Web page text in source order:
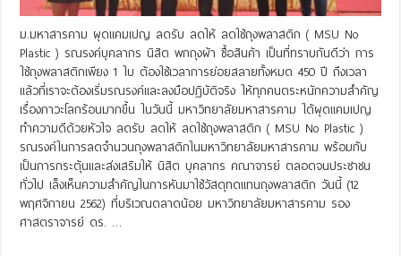
ม.มหาสารคาม ผุดแคมเปญ ลดรับ ลดให้ ลดใช้ถุงพลาสติก ( MSU No
Plastic ) รณรงค์บุคลากร นิสิต พกถุงผ้า ซื้อสินค้า เป็นที่ทราบกันดีว่า การ
ใช้ถุงพลาสติกเพียง 1 ใบ ต้องใช้เวลาการย่อยสลายทั้งหมด 450 ปี ถึงเวลา
แล้วที่เราจะต้องเริ่มรณรงค์และลงมือปฏิบัติจริง ให้ทุกคนตระหนักความสำคัญ
เรื่องภาวะโลกร้อนมากขึ้น ในวันนี้ มหาวิทยาลัยมหาสารคาม ได้ผุดแคมเปญ
ทำความดีด้วยหัวใจ ลดรับ ลดให้ ลดใช้ถุงพลาสติก ( MSU No Plastic )
รณรงค์ในการลดจำนวนถุงพลาสติกในมหาวิทยาลัยมหาสารคาม พร้อมกับ
เป็นการกระตุ้นและส่งเสริมให้ นิสิต บุคลากร คณาจารย์ ตลอดจนประชาชน
ทั่วไป เล็งเห็นความสำคัญในการหันมาใช้วัสดุทดแทนถุงพลาสติก วันนี้ (12
พฤศจิกายน 2562) ที่บริเวณตลาดน้อย มหาวิทยาลัยมหาสารคาม รอง
ศาสตราจารย์ ดร. …